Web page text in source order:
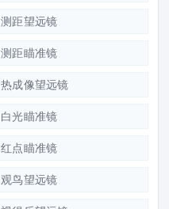
测距望远镜
测距瞄准镜
热成像望远镜
白光瞄准镜
红点瞄准镜
观鸟望远镜